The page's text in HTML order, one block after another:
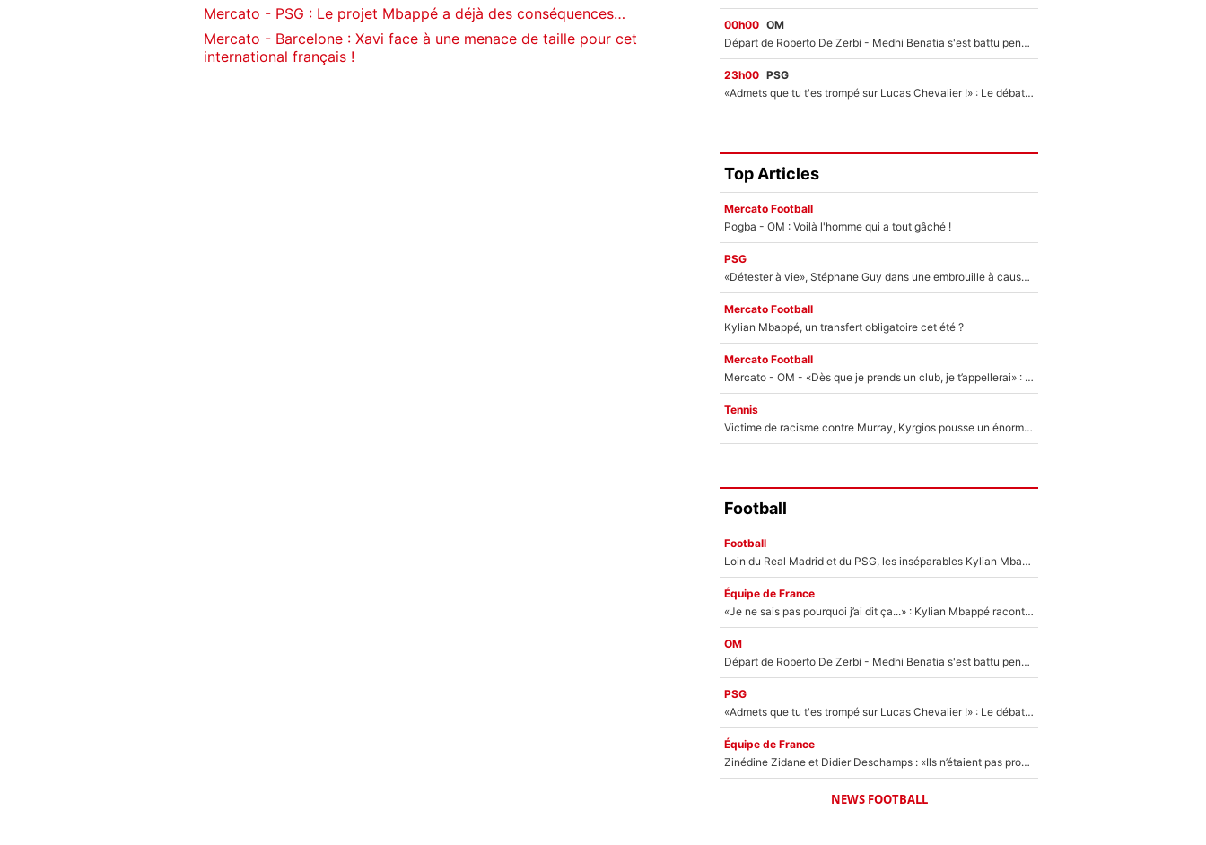
Mercato - PSG : Le projet Mbappé a déjà des conséquences…
Mercato - Barcelone : Xavi face à une menace de taille pour cet
international français !
00h00 OM
Départ de Roberto De Zerbi - Medhi Benatia s'est battu pendant six mois pour le retenir à l'OM, le PSG a été le naufrage de trop : «Je pars avec toi»
23h00 PSG
«Admets que tu t'es trompé sur Lucas Chevalier !» : Le débat sur le gardien du PSG vire au clash à l'After Foot
Top Articles
Mercato Football
Pogba - OM : Voilà l'homme qui a tout gâché !
PSG
«Détester à vie», Stéphane Guy dans une embrouille à cause du PSG !
Mercato Football
Kylian Mbappé, un transfert obligatoire cet été ?
Mercato Football
Mercato - OM - «Dès que je prends un club, je t’appellerai» : La promesse de Marcelino au moment de claquer la porte
Tennis
Victime de racisme contre Murray, Kyrgios pousse un énorme coup de gueule !
Football
Football
Loin du Real Madrid et du PSG, les inséparables Kylian Mbappé et Achraf Hakimi changent d'équipe le temps d'une journée !
Équipe de France
«Je ne sais pas pourquoi j’ai dit ça...» : Kylian Mbappé raconte sa première rencontre avec Zinédine Zidane (et c’est très drôle)
OM
Départ de Roberto De Zerbi - Medhi Benatia s'est battu pendant six mois pour le retenir à l'OM, le PSG a été le naufrage de trop : «Je pars avec toi»
PSG
«Admets que tu t'es trompé sur Lucas Chevalier !» : Le débat sur le gardien du PSG vire au clash à l'After Foot
Équipe de France
Zinédine Zidane et Didier Deschamps : «Ils n’étaient pas proches», les confidences d’un membre de l’équipe de France 1998 sur leur relation spéciale
NEWS FOOTBALL